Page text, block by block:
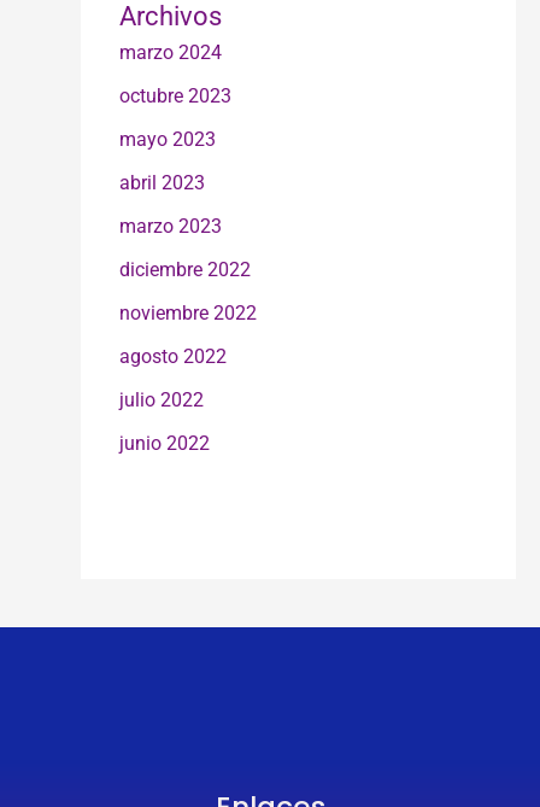
Archivos
marzo 2024
octubre 2023
mayo 2023
abril 2023
marzo 2023
diciembre 2022
noviembre 2022
agosto 2022
julio 2022
junio 2022